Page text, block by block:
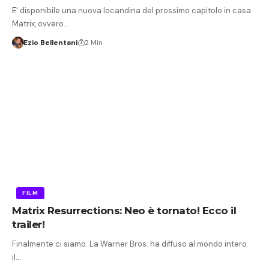
E' disponibile una nuova locandina del prossimo capitolo in casa
Matrix, ovvero…
Ezio Bellentani 2 Min
FILM
Matrix Resurrections: Neo è tornato! Ecco il
trailer!
Finalmente ci siamo. La Warner Bros. ha diffuso al mondo intero
il…